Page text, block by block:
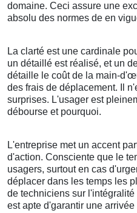
domaine. Ceci assure une
absolu des normes de en
La clarté est une cardinale
un détaillé est réalisé, et un
détaille le coût de la main-
des frais de déplacement. Il
surprises. L'usager est
débourse et pourquoi.
L'entreprise met un accent
d'action. Consciente que le
usagers, surtout en cas
déplacer dans les temps les
de techniciens sur
est apte d'garantir une